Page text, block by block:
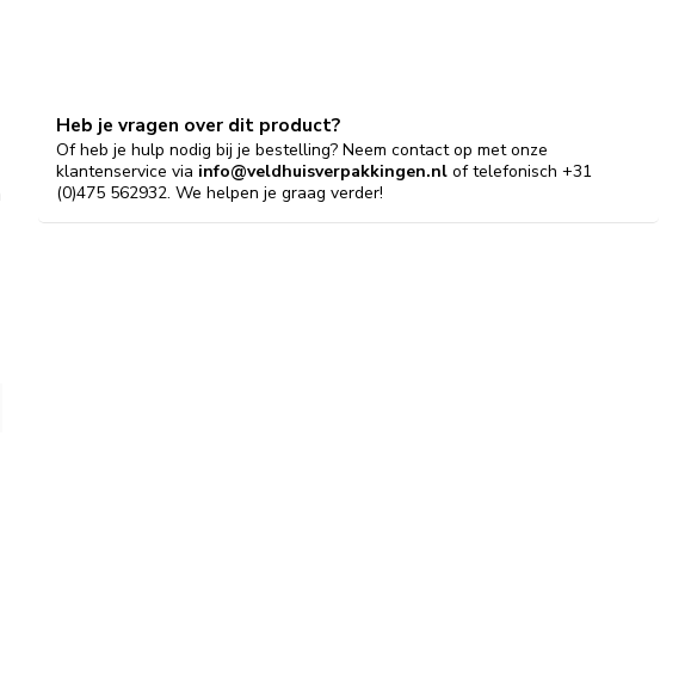
Heb je vragen over dit product?
Of heb je hulp nodig bij je bestelling? Neem contact op met onze
klantenservice via info@veldhuisverpakkingen.nl of telefonisch +31
(0)475 562932. We helpen je graag verder!